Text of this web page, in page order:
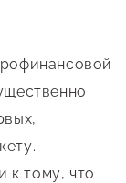
к тому, что